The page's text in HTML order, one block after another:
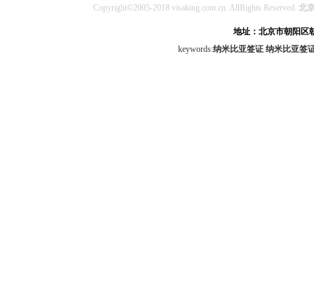
Copyright©2005-2018 visaking.com.cn. AllRights Reserved. 北
地址：北京市朝阳区
keywords:纳米比亚签证 纳米比亚签